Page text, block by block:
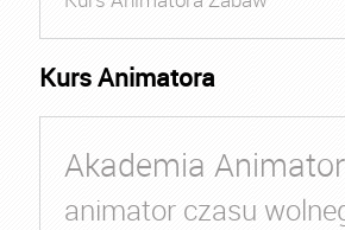
Kurs Animatora
Akademia
animator czasu